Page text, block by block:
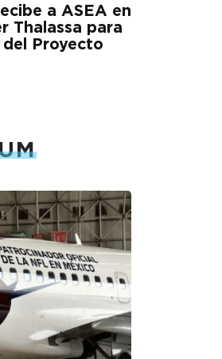
a ASEA en
Thalassa para
Proyecto